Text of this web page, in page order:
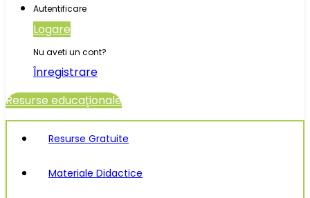
Autentificare
Logare
Nu aveti un cont?
Înregistrare
Resurse educaţionale
Resurse Gratuite
Materiale Didactice